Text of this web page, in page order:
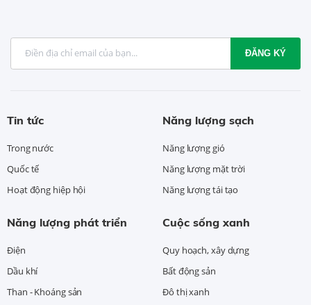
ĐĂNG KÝ
Tin tức
Trong nước
Quốc tế
Hoạt động hiệp hội
Năng lượng sạch
Năng lượng gió
Năng lượng mặt trời
Năng lượng tái tạo
Năng lượng phát triển
Điện
Dầu khí
Than - Khoáng sản
Cuộc sống xanh
Quy hoạch, xây dựng
Bất động sản
Đô thị xanh